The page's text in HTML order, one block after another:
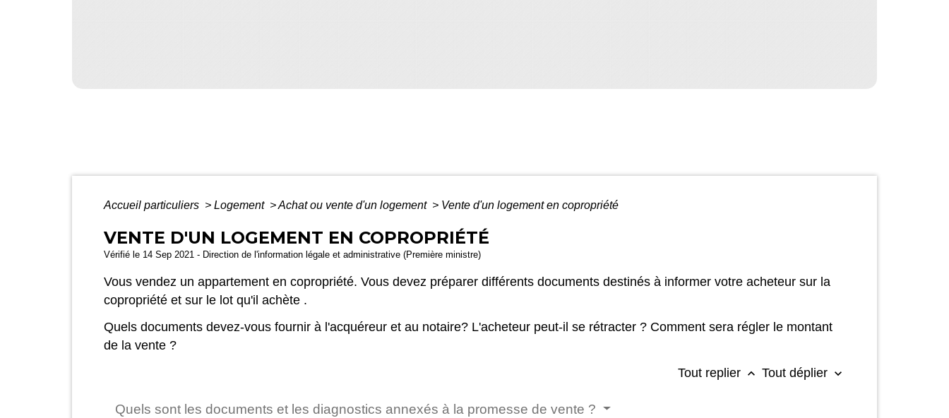
Accueil particuliers > Logement >Achat ou vente d'un logement > Vente d'un logement en copropriété
VENTE D'UN LOGEMENT EN COPROPRIÉTÉ
Vérifié le 14 Sep 2021 - Direction de l'information légale et administrative (Première ministre)
Vous vendez un appartement en copropriété. Vous devez préparer différents documents destinés à informer votre acheteur sur la
copropriété et sur le lot qu'il achète .
Quels documents devez-vous fournir à l'acquéreur et au notaire? L'acheteur peut-il se rétracter ? Comment sera régler le montant
de la vente ?
Tout replier keyboard_arrow_up Tout déplier keyboard_arrow_down
Quels sont les documents et les diagnostics annexés à la promesse de vente ?